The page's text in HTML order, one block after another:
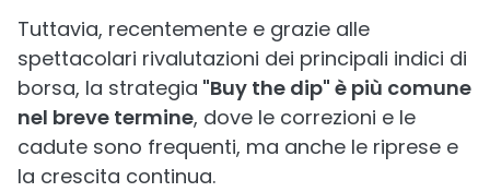
Tuttavia, recentemente e grazie alle
spettacolari rivalutazioni dei principali indici di
borsa, la strategia "Buy the dip" è più comune
nel breve termine, dove le correzioni e le
cadute sono frequenti, ma anche le riprese e
la crescita continua.